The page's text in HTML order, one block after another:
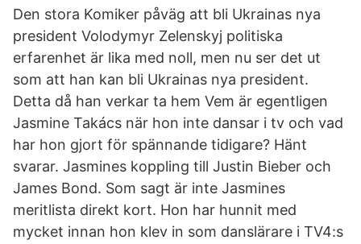
Den stora Komiker påväg att bli Ukrainas nya
president Volodymyr Zelenskyj politiska
erfarenhet är lika med noll, men nu ser det ut
som att han kan bli Ukrainas nya president.
Detta då han verkar ta hem Vem är egentligen
Jasmine Takács när hon inte dansar i tv och vad
har hon gjort för spännande tidigare? Hänt
svarar. Jasmines koppling till Justin Bieber och
James Bond. Som sagt är inte Jasmines
meritlista direkt kort. Hon har hunnit med
mycket innan hon klev in som danslärare i TV4:s